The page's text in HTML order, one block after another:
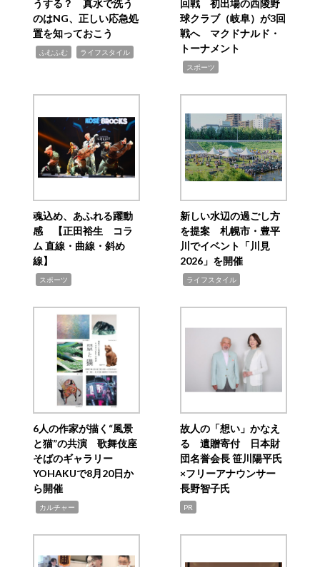
うする？ 真水で洗う
のはNG、正しい応急処
置を知っておこう
ふむふむ ライフスタイル
回戦 初出場の西陵野
球クラブ（岐阜）が3回
戦へ マクドナルド・
トーナメント
スポーツ
魂込め、あふれる躍動
感 【正田裕生 コラ
ム 直線・曲線・斜め
線】
スポーツ
新しい水辺の過ごし方
を提案 札幌市・豊平
川でイベント「川見
2026」を開催
ライフスタイル
6人の作家が描く“風景
と猫”の共演 歌舞伎座
そばのギャラリー
YOHAKUで8月20日か
ら開催
カルチャー
故人の「想い」かなえ
る 遺贈寄付 日本財
団名誉会長 笹川陽平氏
×フリーアナウンサー
長野智子氏
PR